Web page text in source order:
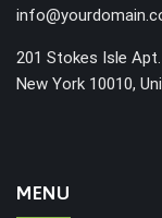
201 Stokes Isle Apt.
New York 10010,
MENU